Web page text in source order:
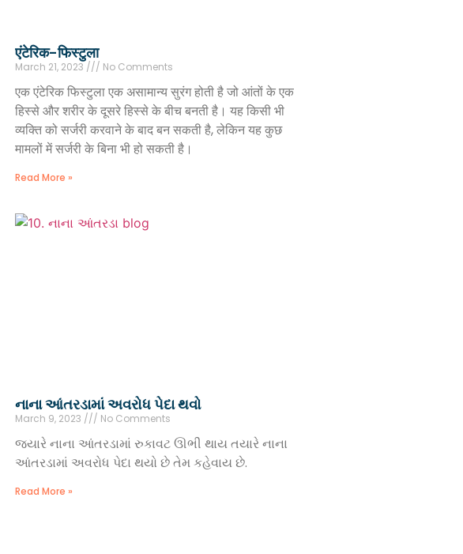
एंटेरिक-फिस्टुला
March 21, 2023 No Comments
एक एंटेरिक फिस्टुला एक असामान्य सुरंग होती है जो आंतों के एक
हिस्से और शरीर के दूसरे हिस्से के बीच बनती है। यह किसी भी
व्यक्ति को सर्जरी करवाने के बाद बन सकती है, लेकिन यह कुछ
मामलों में सर्जरी के बिना भी हो सकती है।
Read More »
નાના આંતરડામાં અવરોધ પેદા થવો
March 9, 2023 No Comments
જયારે નાના આંતરડામાં રુકાવટ ઊભી થાય તયારે નાના
આંતરડામાં અવરોધ પેદા થયો છે તેમ કહેવાય છે.
Read More »